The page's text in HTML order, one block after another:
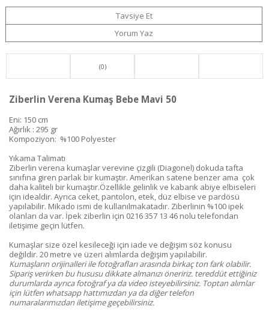
Tavsiye Et
Yorum Yaz
(0)
Ziberlin Verena Kumaş Bebe Mavi 50
Eni: 150 cm
Ağırlık : 295 gr
Kompoziyon: %100 Polyester
Yıkama Talimatı
Ziberlin verena kumaşlar verevine çizgili (Diagonel) dokuda tafta
sınıfına giren parlak bir kumaştır. Amerikan satene benzer ama çok
daha kaliteli bir kumaştır.Özellikle gelinlik ve kabarık abiye elbiseleri
için idealdir. Ayrıca ceket, pantolon, etek, düz elbise ve pardösü
yapılabilir. Mikado ismi de kullanılmakatadır. Ziberlinin %100 ipek
olanları da var. İpek ziberlin için 0216 357 13 46 nolu telefondan
iletişime geçin lütfen.
Kumaşlar size özel kesileceği için iade ve değişim söz konusu
değildir. 20 metre ve üzeri alımlarda değişim yapılabilir.
Kumaşların orijinalleri ile fotoğrafları arasında birkaç ton fark olabilir.
Sipariş verirken bu hususu dikkate almanızı öneririz. tereddüt ettiğiniz
durumlarda ayrıca fotoğraf ya da video isteyebilirsiniz. Toptan alımlar
için lütfen whatsapp hattımızdan ya da diğer telefon
numaralarımızdan iletişime geçebilirsiniz.